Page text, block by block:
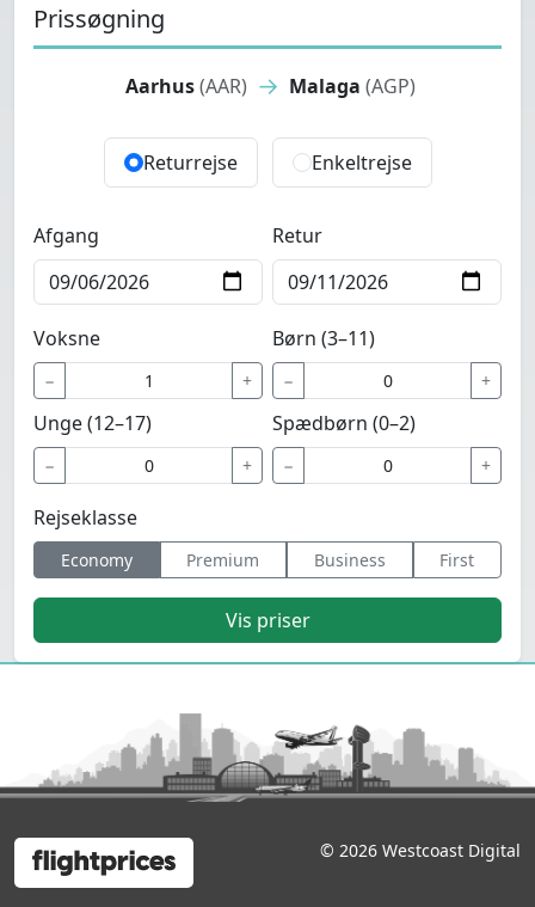
Prissøgning
Aarhus (AAR) → Malaga (AGP)
Returrejse Enkeltrejse
Afgang Retur
Voksne
− +
Børn (3–11)
− +
Unge (12–17)
− +
Spædbørn (0–2)
− +
Rejseklasse
Economy Premium Business First
Vis priser
© 2026 Westcoast Digital